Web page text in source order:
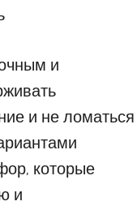
и
и не ломаться
которые
и